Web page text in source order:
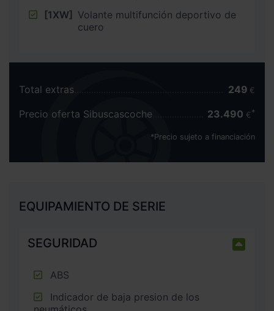
[1XW] Volante multifunción deportivo de
cuero
Total extras 249 €
Precio oferta Sibuscascoche 23.490 €
*Precio sujeto a financiación
EQUIPAMIENTO DE SERIE
SEGURIDAD
ABS